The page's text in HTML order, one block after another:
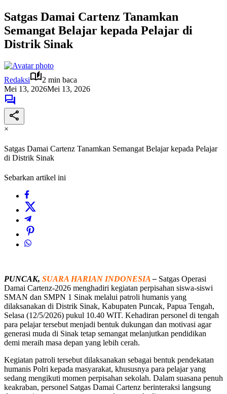
Satgas Damai Cartenz Tanamkan
Semangat Belajar kepada Pelajar di
Distrik Sinak
Redaksi
2 min baca
Mei 13, 2026Mei 13, 2026
×
Satgas Damai Cartenz Tanamkan Semangat Belajar kepada Pelajar
di Distrik Sinak
Sebarkan artikel ini
PUNCAK, SUARA HARIAN INDONESIA – Satgas Operasi
Damai Cartenz-2026 menghadiri kegiatan perpisahan siswa-siswi
SMAN dan SMPN 1 Sinak melalui patroli humanis yang
dilaksanakan di Distrik Sinak, Kabupaten Puncak, Papua Tengah,
Selasa (12/5/2026) pukul 10.40 WIT. Kehadiran personel di tengah
para pelajar tersebut menjadi bentuk dukungan dan motivasi agar
generasi muda di Sinak tetap semangat melanjutkan pendidikan
demi meraih masa depan yang lebih cerah.
Kegiatan patroli tersebut dilaksanakan sebagai bentuk pendekatan
humanis Polri kepada masyarakat, khususnya para pelajar yang
sedang mengikuti momen perpisahan sekolah. Dalam suasana penuh
keakraban, personel Satgas Damai Cartenz berinteraksi langsung